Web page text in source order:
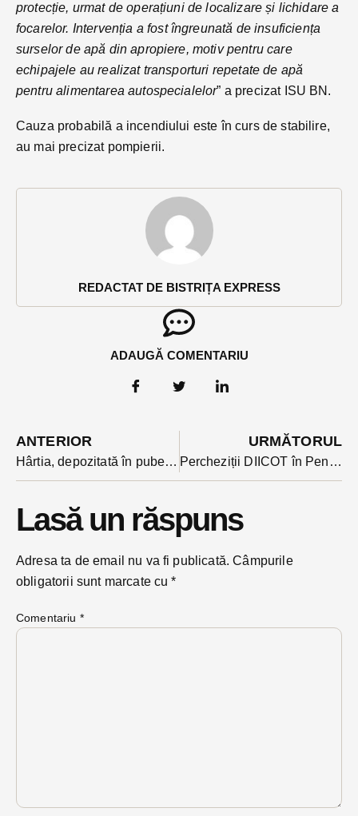
REDACTAT DE BISTRIȚA EXPRESS
ADAUGĂ COMENTARIU
protecție, urmat de operațiuni de localizare și lichidare a
focarelor. Intervenția a fost îngreunată de insuficiența
surselor de apă din apropiere, motiv pentru care
echipajele au realizat transporturi repetate de apă
pentru alimentarea autospecialelor” a precizat ISU BN.
Cauza probabilă a incendiului este în curs de stabilire,
au mai precizat pompierii.
ANTERIOR
Hârtia, depozitată în pubela albastră, e prima la colectat în luna decembrie
URMĂTORUL
Percheziții DIICOT în Penitenciarul din Bistrița și Gherla pentru depistarea unei rețele de trafic internațional de droguri. O avocata implicată în caz
Lasă un răspuns
Adresa ta de email nu va fi publicată. Câmpurile
obligatorii sunt marcate cu*
Comentariu *